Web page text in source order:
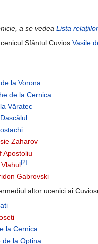
a se vedeaLista
Sfântul Cuvios Vasile
la Vorona
de la Cernica
Văratec
Zaharov
Apostoliu
Vlahul[2]
Gabrovski
altor ucenici ai
la Cernica
de la Optina